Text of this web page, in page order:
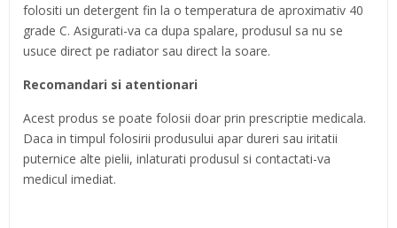
folositi un detergent fin la o temperatura de aproximativ 40
grade C. Asigurati-va ca dupa spalare, produsul sa nu se
usuce direct pe radiator sau direct la soare.
Recomandari si atentionari
Acest produs se poate folosii doar prin prescriptie medicala.
Daca in timpul folosirii produsului apar dureri sau iritatii
puternice alte pielii, inlaturati produsul si contactati-va
medicul imediat.